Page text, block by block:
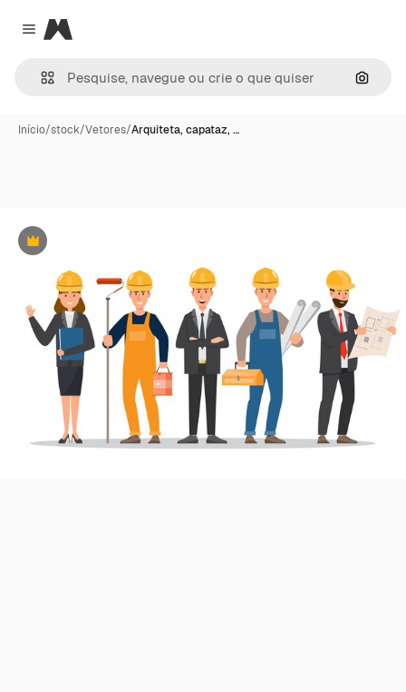
Close menu
Magnific
Início/stock/Vetores/Arquiteta, capataz, …
Premium